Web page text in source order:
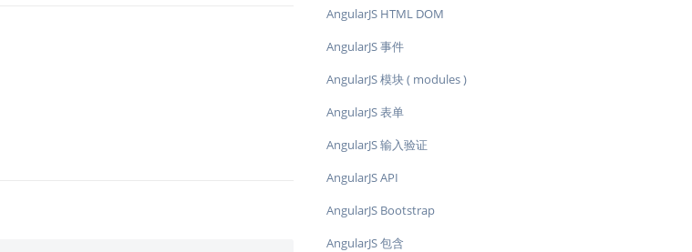
AngularJS HTML DOM
AngularJS 事件
AngularJS 模块 ( modules )
AngularJS 表单
AngularJS 输入验证
AngularJS API
AngularJS Bootstrap
AngularJS 包含